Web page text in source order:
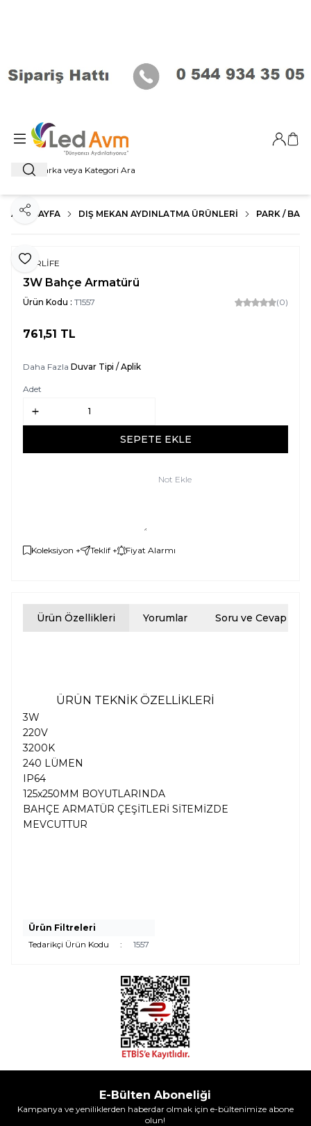
Ara
Giriş
ANA SAYFA DIŞ MEKAN AYDINLATMA ÜRÜNLERI PARK /
Favoriye Ekle
Paylaş
FORLİFE
3W Bahçe Armatürü
Ürün Kodu : T1557 (0)
761,51 TL
Daha Fazla Duvar Tipi / Aplik
Adet
SEPETE EKLE
Not Ekle
Koleksiyon + Teklif + Fiyat Alarmı
Ürün Özellikleri Yorumlar Soru ve Cevap
ÜRÜN TEKNİK ÖZELLİKLERİ
3W
220V
3200K
240 LÜMEN
IP64
125x250MM BOYUTLARINDA
BAHÇE ARMATÜR ÇEŞİTLERİ SİTEMİZDE
MEVCUTTUR
Ürün Filtreleri
Tedarikçi Ürün Kodu
: 1557
E-Bülten Aboneliği
Kampanya ve yeniliklerden haberdar olmak için e-bültenimize abone
olun!